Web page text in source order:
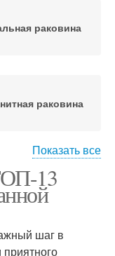
раковина
раковина
из кварца
Показать все
13
шаг в
приятного